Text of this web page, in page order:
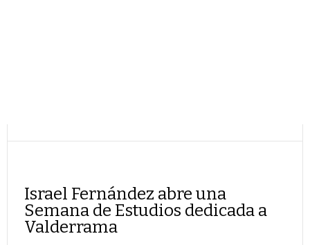
Israel Fernández abre una
Semana de Estudios dedicada a
Valderrama